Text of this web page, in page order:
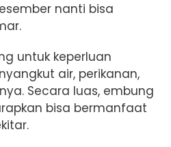
nanti bisa
untuk keperluan
air, perikanan,
Secara luas, embung
bisa bermanfaat